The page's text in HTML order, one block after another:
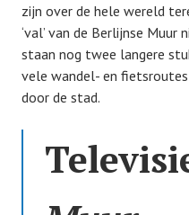
zijn over de hele wereld
‘val’ van de Berlijnse Muur
staan nog twee langere
vele wandel- en
door de stad.